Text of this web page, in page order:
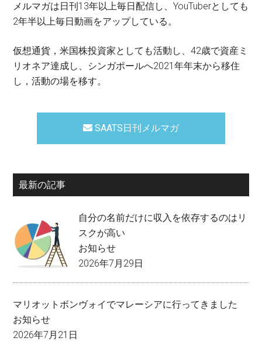
メルマガは日刊13年以上毎日配信し、YouTuberとしても
2年半以上毎日動画をアップしている。
仮想通貨，米国株投資家としても活動し、42歳で資産ミ
リオネア達成し、シンガポールへ2021年年末から移住
し，活動の場を移す。
SAATS日刊メルマガ
最新の記事
自分の名前だけに収入を依存するのはリ
スクが高い
お知らせ
2026年7月29日
マリオットボンヴォイでマレーシアに行ってきました
お知らせ
2026年7月21日